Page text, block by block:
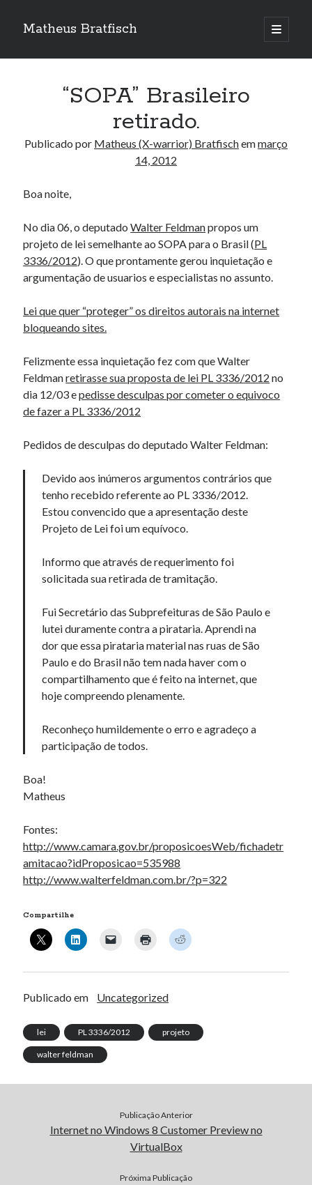
Matheus Bratfisch
abrir
o
Barra
Lateral
março 2012
S D
12 13 14 15 16 17 18
19
26 27 28 29 30 31
« out
Ubuntu 12.04 – Configurando Samba (3.6.3)
Projetos – Git Hub
Compilando para Teensy 3.0 no Windows utilizando Makefile
Usando USB ASP como não root
Erro no banco de dados do WordPress:[Table
'mb_comments' is marked as crashed and should be
repaired]
ON mb_posts.ID = mb_comments.comment_post_ID
WHERE ( comment_approved = '1' ) AND
AND ( mb_comments.comment_date_gmt < '2026-08-
10 06:49:10' )
Comentários
Math tuition Secondary
Multi-User YOURLS Plugin.
Mudando a posição dos Botões do Menu no Ubuntu
11.10
păcănele cu 25 linii
0.21.2
“SOPA” Brasileiro
retirado.
Publicado por Matheus (X-warrior) Bratfischemmarço
14, 2012
Boa noite,
No dia 06, o deputadoWalter Feldmanpropos um
projeto de lei semelhante ao SOPA para o Brasil (PL
3336/2012). O que prontamente gerou inquietação e
argumentação de usuarios e especialistas no assunto.
Lei que quer “proteger” os direitos autorais na internet
bloqueando sites.
Felizmente essa inquietação fez com que Walter
Feldmanretirasse sua proposta de lei PL 3336/2012 no
dia 12/03 epedisse desculpas por cometer o equivoco
de fazer a PL 3336/2012
Pedidos de desculpas do deputado Walter Feldman:
Devido aos inúmeros argumentos contrários que
tenho recebido referente ao PL 3336/2012.
Estou convencido que a apresentação deste
Projeto de Lei foi um equívoco.
Informo que através de requerimento foi
solicitada sua retirada de tramitação.
Fui Secretário das Subprefeituras de São Paulo e
lutei duramente contra a pirataria. Aprendi na
dor que essa pirataria material nas ruas de São
Paulo e do Brasil não tem nada haver com o
compartilhamento que é feito na internet, que
hoje compreendo plenamente.
Reconheço humildemente o erro e agradeço a
participação de todos.
Boa!
Matheus
Fontes:
http://www.camara.gov.br/proposicoesWeb/fichadetr
amitacao?idProposicao=535988
http://www.walterfeldman.com.br/?p=322
Compartilhe
Publicado em Uncategorized
lei PL 3336/2012 projeto
walter feldman
Publicação Anterior
Internet no Windows 8 Customer Preview no
VirtualBox
Próxima Publicação